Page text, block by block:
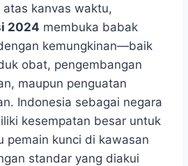
kanvas waktu,
2024 membuka babak
kemungkinan—baik
obat, pengembangan
maupun penguatan
Indonesia sebagai negara
kesempatan besar untuk
pemain kunci di kawasan
standar yang diakui